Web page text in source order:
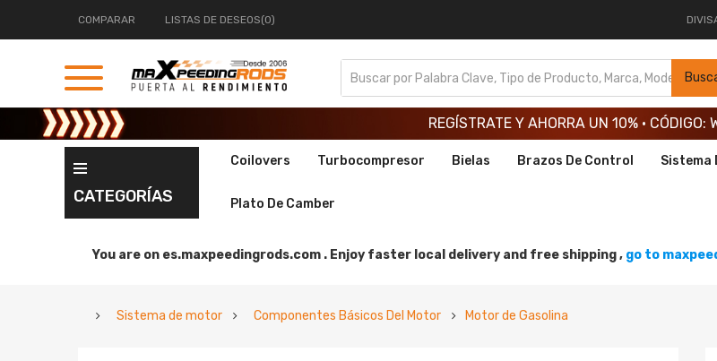
COMPARAR LISTAS DE DESEOS(0)
REGÍSTRATE Y AHORRA UN 10% · CÓDIGO:
REGÍSTRATE Y AHORRA UN 10% · CÓDIGO:
REGÍSTRATE Y AHORRA UN 10% · CÓDIGO:
CATEGORÍAS
Coilovers Turbocompresor Bielas Brazos De Control Sistema
Plato De Camber
You are on es.maxpeedingrods.com . Enjoy faster local delivery and free shipping , go to
Sistema de motor Componentes Básicos Del Motor Motor de Gasolina